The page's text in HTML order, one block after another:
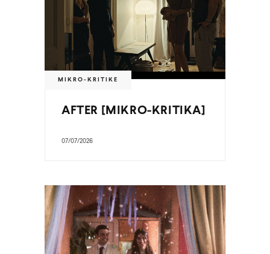
MIKRO-KRITIKE
AFTER [MIKRO-KRITIKA]
07/07/2026